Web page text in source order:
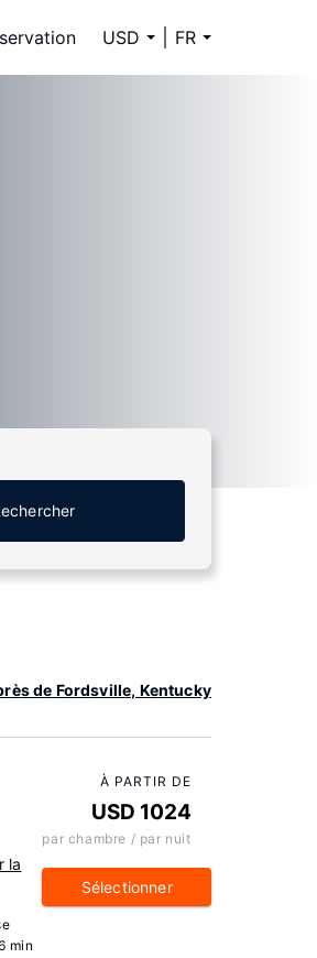
USD FR
de Fordsville, Kentucky
la
min
À PARTIR DE
USD 1024
par chambre / par nuit
Sélectionner